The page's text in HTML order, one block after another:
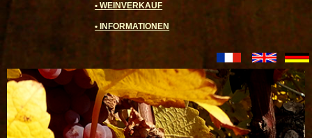
• WEINVERKAUF
• INFORMATIONEN